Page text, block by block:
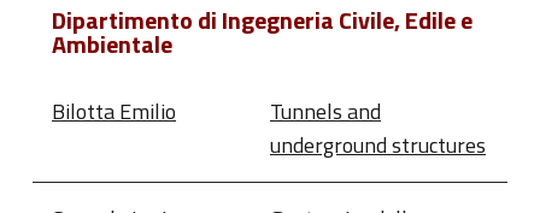
Dipartimento di Ingegneria Civile, Edile e
Ambientale
Bilotta Emilio
Tunnels and
underground structures